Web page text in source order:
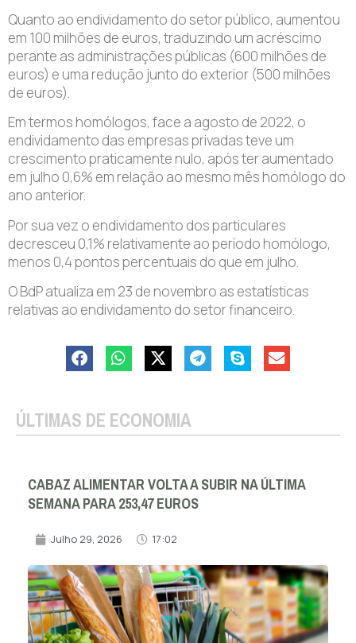
Quanto ao endividamento do setor público, aumentou
em 100 milhões de euros, traduzindo um acréscimo
perante as administrações públicas (600 milhões de
euros) e uma redução junto do exterior (500 milhões
de euros).
Em termos homólogos, face a agosto de 2022, o
endividamento das empresas privadas teve um
crescimento praticamente nulo, após ter aumentado
em julho 0,6% em relação ao mesmo mês homólogo do
ano anterior.
Por sua vez o endividamento dos particulares
decresceu 0,1% relativamente ao período homólogo,
menos 0,4 pontos percentuais do que em julho.
O BdP atualiza em 23 de novembro as estatísticas
relativas ao endividamento do setor financeiro.
ÚLTIMAS DE ECONOMIA
CABAZ ALIMENTAR VOLTA A SUBIR NA ÚLTIMA
SEMANA PARA 253,47 EUROS
Julho 29, 2026 17:02